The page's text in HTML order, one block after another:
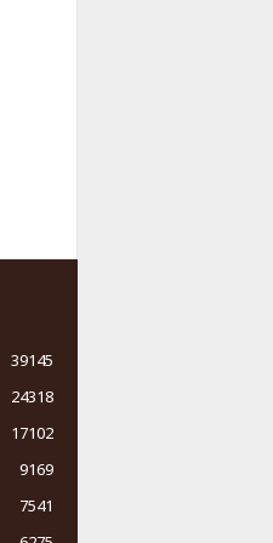
39145
24318
17102
9169
7541